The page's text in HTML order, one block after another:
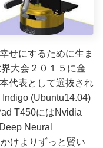
せにするために生ま
大会２０１５に金
代表として選抜され
(Ubuntu14.04)
T450にはNvidia
Neural
けよりずっと賢い